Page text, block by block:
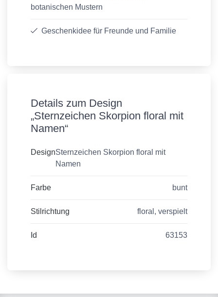
botanischen Mustern
Geschenkidee für Freunde und Familie
Details zum Design
„Sternzeichen Skorpion floral mit
Namen“
DesignSternzeichen Skorpion floral mit
Namen
Farbe bunt
Stilrichtung floral, verspielt
Id 63153